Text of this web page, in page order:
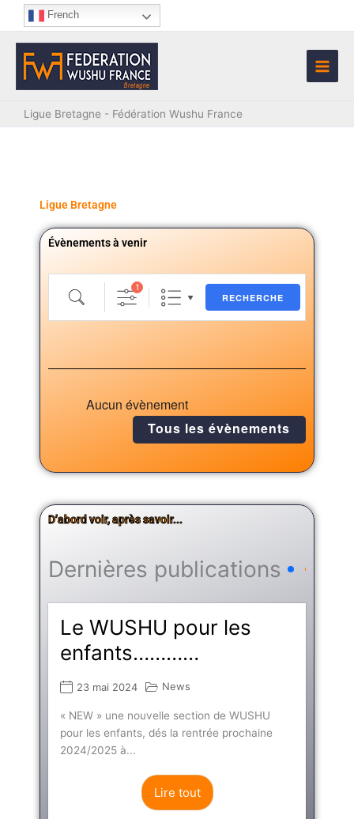
contenu
French
Ligue Bretagne - Fédération Wushu France
Ligue Bretagne
Évènements à venir
Recherche
1
RECHERCHE
Aucun évènement
Tous les évènements
D’abord voir, après savoir...
Dernières publications
Le WUSHU pour les
enfants…………
23 mai 2024 News
« NEW » une nouvelle section de WUSHU
pour les enfants, dés la rentrée prochaine
2024/2025 à...
Lire tout